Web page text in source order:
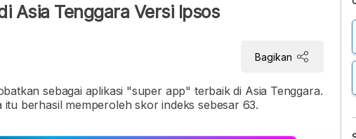
Asia Tenggara Versi Ipsos
Bagikan
sebagai aplikasi "super app" terbaik di Asia Tenggara.
berhasil memperoleh skor indeks sebesar 63.